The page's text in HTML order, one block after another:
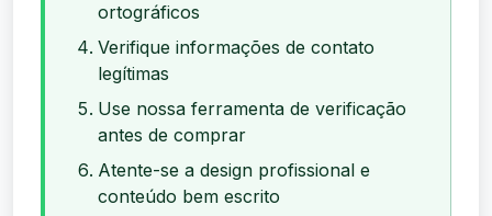
ortográficos
Verifique informações de contato
legítimas
Use nossa ferramenta de verificação
antes de comprar
Atente-se a design profissional e
conteúdo bem escrito